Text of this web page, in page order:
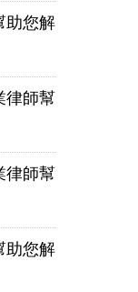
助您解
律師幫
律師幫
助您解